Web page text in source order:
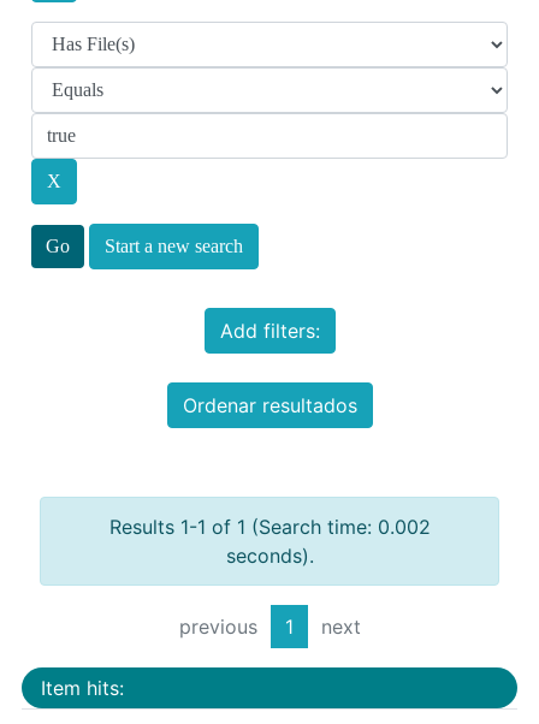
Start a new search
Add filters:
Ordenar resultados
Results 1-1 of 1 (Search time: 0.002
seconds).
previous 1 next
Item hits: